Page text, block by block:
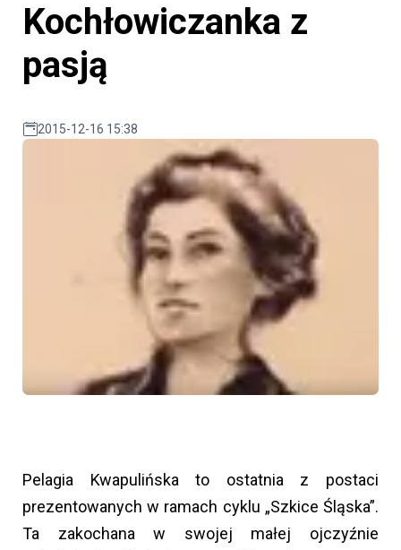
Kochłowiczanka z
pasją
2015-12-16 15:38
Pelagia Kwapulińska to ostatnia z postaci
prezentowanych w ramach cyklu „Szkice Śląska”.
Ta zakochana w swojej małej ojczyźnie